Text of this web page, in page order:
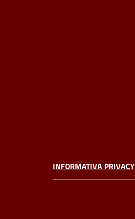
INFORMATIVA PRIVACY